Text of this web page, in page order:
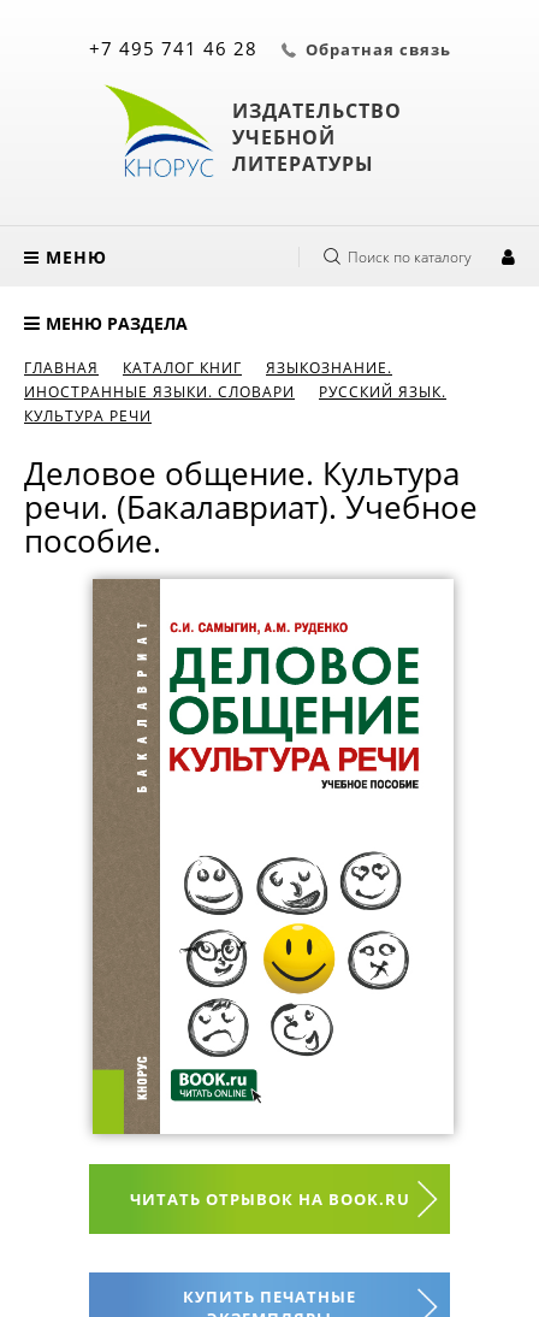
ИЗДАТЕЛЬСТВО
УЧЕБНОЙ
ЛИТЕРАТУРЫ
+7 495 741 46 28 Обратная связь
МЕНЮ Поиск по каталогу
МЕНЮ РАЗДЕЛА
ГЛАВНАЯ КАТАЛОГ КНИГ
ЯЗЫКОЗНАНИЕ.
ИНОСТРАННЫЕ ЯЗЫКИ. СЛОВАРИ
РУССКИЙ ЯЗЫК.
КУЛЬТУРА РЕЧИ
Деловое общение. Культура
речи. (Бакалавриат). Учебное
пособие.
ЧИТАТЬ ОТРЫВОК НА BOOK.RU
КУПИТЬ ПЕЧАТНЫЕ